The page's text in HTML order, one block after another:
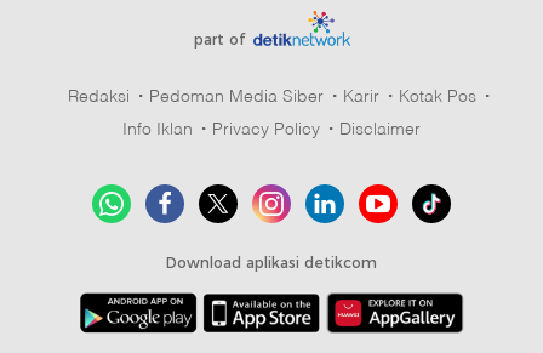
part of
Redaksi Pedoman Media Siber Karir
Kotak Pos
Info Iklan
Privacy Policy Disclaimer
Download aplikasi detikcom